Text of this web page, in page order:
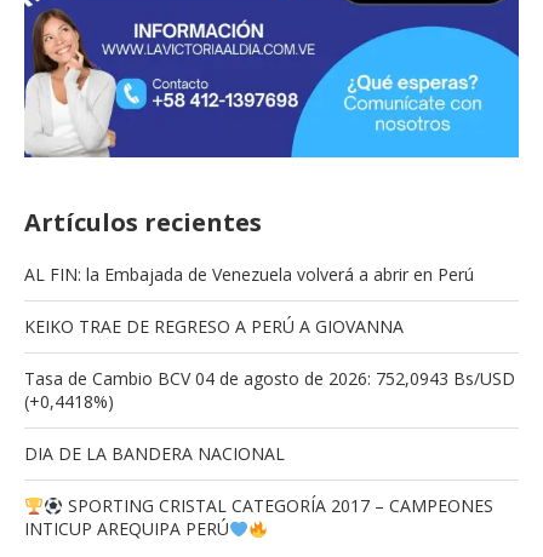
Artículos recientes
AL FIN: la Embajada de Venezuela volverá a abrir en Perú
KEIKO TRAE DE REGRESO A PERÚ A GIOVANNA
Tasa de Cambio BCV 04 de agosto de 2026: 752,0943 Bs/USD
(+0,4418%)
DIA DE LA BANDERA NACIONAL
SPORTING CRISTAL CATEGORÍA 2017 – CAMPEONES
INTICUP AREQUIPA PERÚ